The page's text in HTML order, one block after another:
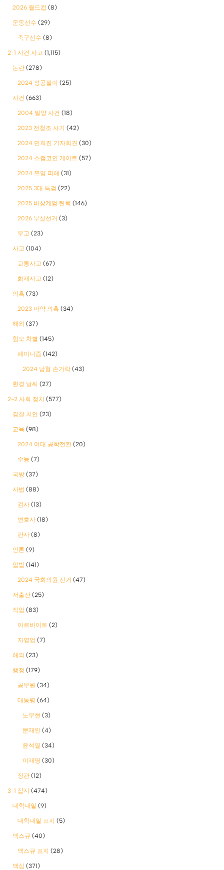
2026 월드컵 (8)
운동선수 (29)
축구선수 (8)
2-1 사건 사고 (1,115)
논란 (278)
2024 성공팔이 (25)
사건 (663)
2004 밀양 사건 (18)
2023 전청조 사기 (42)
2024 민희진 기자회견 (30)
2024 스캠코인 게이트 (57)
2024 쯔양 피해 (31)
2025 3대 특검 (22)
2025 비상계엄 탄핵 (146)
2026 부실선거 (3)
무고 (23)
사고 (104)
교통사고 (67)
화재사고 (12)
의혹 (73)
2023 마약 의혹 (34)
해외 (37)
혐오 차별 (145)
폐미니즘 (142)
2024 남혐 손가락 (43)
환경 날씨 (27)
2-2 사회 정치 (577)
경찰 치안 (23)
교육 (98)
2024 여대 공학전환 (20)
수능 (7)
국방 (37)
사법 (88)
검사 (13)
변호사 (18)
판사 (8)
언론 (9)
입법 (141)
2024 국회의원 선거 (47)
저출산 (25)
직업 (83)
아르바이트 (2)
자영업 (7)
해외 (23)
행정 (179)
공무원 (34)
대통령 (64)
노무현 (3)
문재인 (4)
윤석열 (34)
이재명 (30)
장관 (12)
3-1 잡지 (474)
대학내일 (9)
대학내일 표지 (5)
맥스큐 (40)
맥스큐 표지 (28)
맥심 (371)